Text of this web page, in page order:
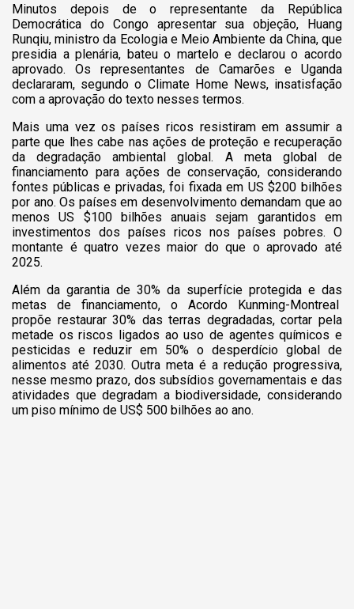
Minutos depois de o representante da República
Democrática do Congo apresentar sua objeção, Huang
Runqiu, ministro da Ecologia e Meio Ambiente da China, que
presidia a plenária, bateu o martelo e declarou o acordo
aprovado. Os representantes de Camarões e Uganda
declararam, segundo o Climate Home News, insatisfação
com a aprovação do texto nesses termos.
Mais uma vez os países ricos resistiram em assumir a
parte que lhes cabe nas ações de proteção e recuperação
da degradação ambiental global. A meta global de
financiamento para ações de conservação, considerando
fontes públicas e privadas, foi fixada em US $200 bilhões
por ano. Os países em desenvolvimento demandam que ao
menos US $100 bilhões anuais sejam garantidos em
investimentos dos países ricos nos países pobres. O
montante é quatro vezes maior do que o aprovado até
2025.
Além da garantia de 30% da superfície protegida e das
metas de financiamento, o Acordo Kunming-Montreal
propõe restaurar 30% das terras degradadas, cortar pela
metade os riscos ligados ao uso de agentes químicos e
pesticidas e reduzir em 50% o desperdício global de
alimentos até 2030. Outra meta é a redução progressiva,
nesse mesmo prazo, dos subsídios governamentais e das
atividades que degradam a biodiversidade, considerando
um piso mínimo de US$ 500 bilhões ao ano.